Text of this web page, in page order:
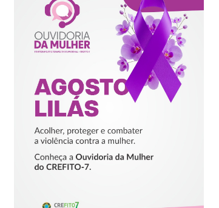
AGOSTO LILÁS –
ACOLHER,
PROTEGER E
COMBATER A
VIOLÊNCIA
CONTRA A
MULHER